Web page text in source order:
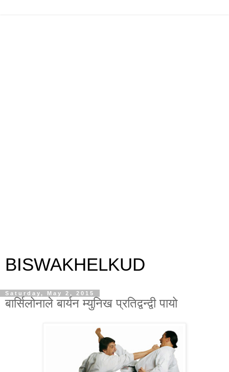
BISWAKHELKUD
Saturday, May 2, 2015
बार्सिलोनाले बार्यन म्युनिख प्रतिद्वन्द्वी पायो